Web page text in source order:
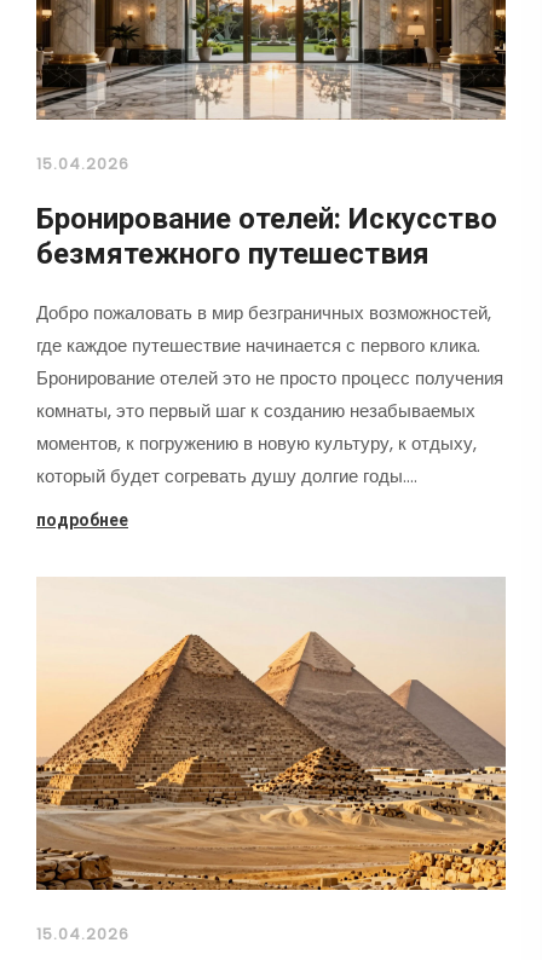
15.04.2026
Бронирование отелей: Искусство
безмятежного путешествия
Добро пожаловать в мир безграничных возможностей,
где каждое путешествие начинается с первого клика.
Бронирование отелей это не просто процесс получения
комнаты, это первый шаг к созданию незабываемых
моментов, к погружению в новую культуру, к отдыху,
который будет согревать душу долгие годы.…
подробнее
15.04.2026